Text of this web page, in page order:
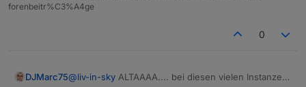
forenbeitr%C3%A4ge
0
DJMarc75@liv-in-sky ALTAAAA.... bei diesen vielen Instanzen